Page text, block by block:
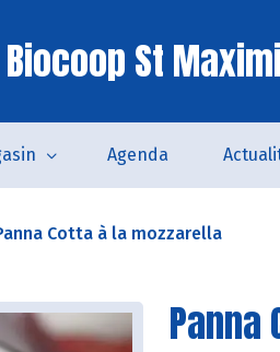
Biocoop St
Agenda
Cotta à la mozzarella
Panna